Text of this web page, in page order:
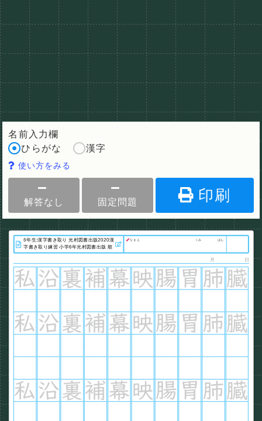
名前入力欄
ひらがな
漢字
使い方をみる
解答なし 固定問題 印刷
なまえ くみ ばん
月 日